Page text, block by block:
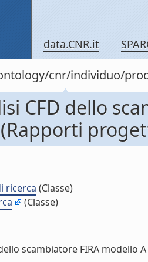
data.CNR.it
cnr/individuo/
CFD dello
ricerca (Classe)
(Classe)
scambiatore FIRA